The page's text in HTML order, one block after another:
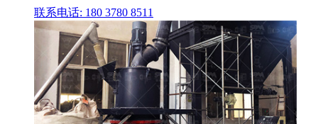
联系电话: 180 3780 8511